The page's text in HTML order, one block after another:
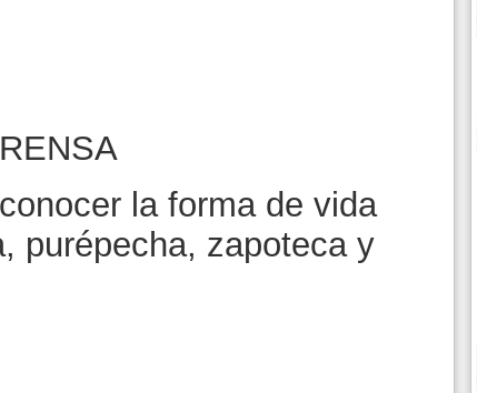
la forma de vida
purépecha, zapoteca y